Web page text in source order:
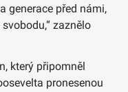
generace před námi,
zaznělo
který připomněl
pronesenou